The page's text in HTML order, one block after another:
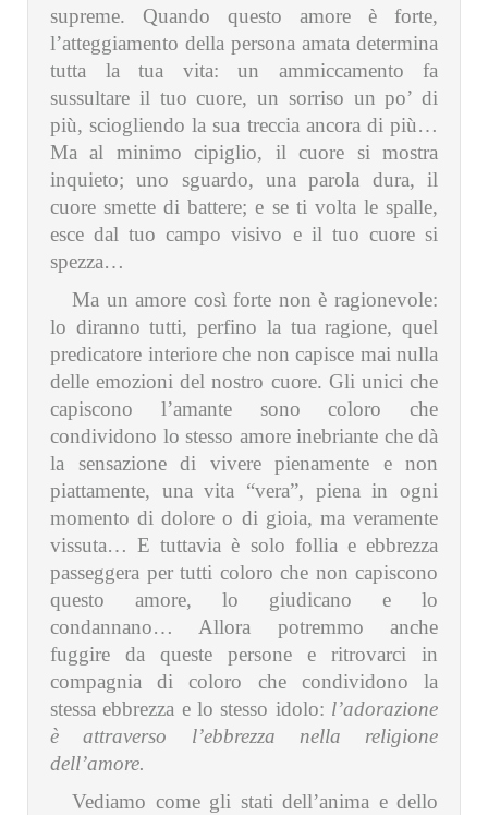
supreme. Quando questo amore è forte,
l’atteggiamento della persona amata determina
tutta la tua vita: un ammiccamento fa
sussultare il tuo cuore, un sorriso un po’ di
più, sciogliendo la sua treccia ancora di più…
Ma al minimo cipiglio, il cuore si mostra
inquieto; uno sguardo, una parola dura, il
cuore smette di battere; e se ti volta le spalle,
esce dal tuo campo visivo e il tuo cuore si
spezza…
Ma un amore così forte non è ragionevole:
lo diranno tutti, perfino la tua ragione, quel
predicatore interiore che non capisce mai nulla
delle emozioni del nostro cuore. Gli unici che
capiscono l’amante sono coloro che
condividono lo stesso amore inebriante che dà
la sensazione di vivere pienamente e non
piattamente, una vita “vera”, piena in ogni
momento di dolore o di gioia, ma veramente
vissuta… E tuttavia è solo follia e ebbrezza
passeggera per tutti coloro che non capiscono
questo amore, lo giudicano e lo
condannano… Allora potremmo anche
fuggire da queste persone e ritrovarci in
compagnia di coloro che condividono la
stessa ebbrezza e lo stesso idolo: l’adorazione
è attraverso l’ebbrezza nella religione
dell’amore.
Vediamo come gli stati dell’anima e dello